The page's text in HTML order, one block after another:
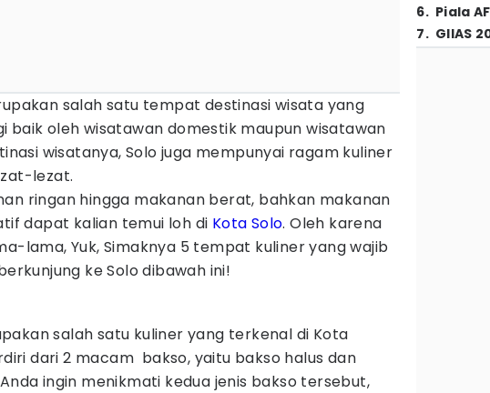
salah satu tempat destinasi wisata yang
baik oleh wisatawan domestik maupun wisatawan
wisatanya, Solo juga mempunyai ragam kuliner
lezat.
ringan hingga makanan berat, bahkan makanan
dapat kalian temui loh di Kota Solo. Oleh karena
lama, Yuk, Simaknya 5 tempat kuliner yang wajib
ke Solo dibawah ini!
salah satu kuliner yang terkenal di Kota
dari 2 macam bakso, yaitu bakso halus dan
ingin menikmati kedua jenis bakso tersebut,
6. Piala
7. GIIAS